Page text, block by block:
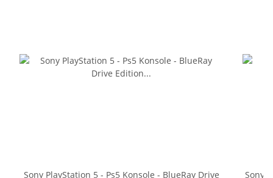
Sony PlayStation 5 - Ps5 Konsole - BlueRay Drive
Sony